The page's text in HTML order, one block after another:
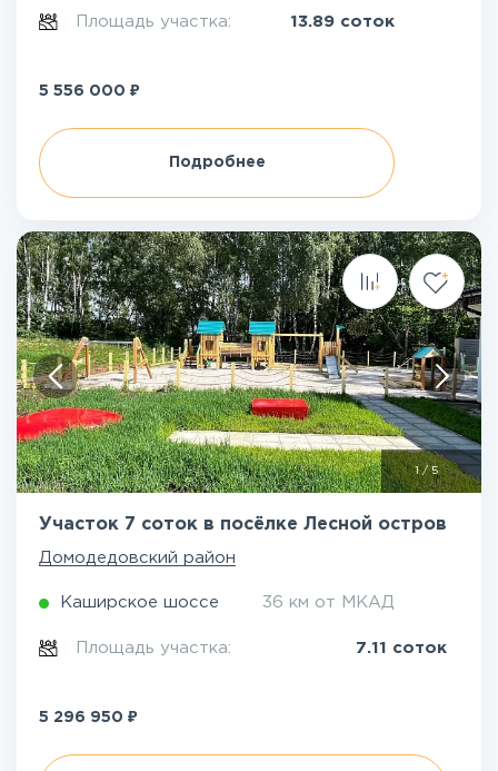
Площадь участка: 13.89 соток
5 556 000 ₽
Подробнее
1/5
Участок 7 соток в посёлке Лесной остров
Домодедовский район
Каширское шоссе 36 км от МКАД
Площадь участка: 7.11 соток
5 296 950 ₽